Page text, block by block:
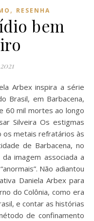
, RESENHA
bem
Brasil, em Barbacena,
60 mil mortes ao longo
Silveira Os estigmas
os metais refratários às
de Barbacena, no
imagem associada a
Não adiantou
Daniela Arbex para
do Colônia, como era
e contar as histórias
de confinamento